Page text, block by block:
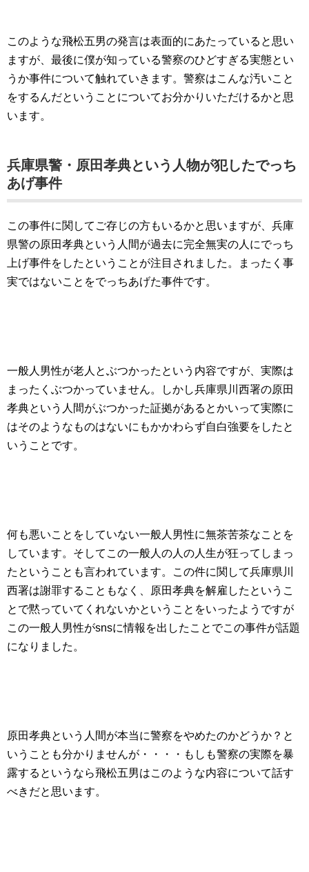
このような飛松五男の発言は表面的にあたっていると思い
ますが、最後に僕が知っている警察のひどすぎる実態とい
うか事件について触れていきます。警察はこんな汚いこと
をするんだということについてお分かりいただけるかと思
います。
兵庫県警・原田孝典という人物が犯したでっち
あげ事件
この事件に関してご存じの方もいるかと思いますが、兵庫
県警の原田孝典という人間が過去に完全無実の人にでっち
上げ事件をしたということが注目されました。まったく事
実ではないことをでっちあげた事件です。
一般人男性が老人とぶつかったという内容ですが、実際は
まったくぶつかっていません。しかし兵庫県川西署の原田
孝典という人間がぶつかった証拠があるとかいって実際に
はそのようなものはないにもかかわらず自白強要をしたと
いうことです。
何も悪いことをしていない一般人男性に無茶苦茶なことを
しています。そしてこの一般人の人の人生が狂ってしまっ
たということも言われています。この件に関して兵庫県川
西署は謝罪することもなく、原田孝典を解雇したというこ
とで黙っていてくれないかということをいったようですが
この一般人男性がsnsに情報を出したことでこの事件が話題
になりました。
原田孝典という人間が本当に警察をやめたのかどうか？と
いうことも分かりませんが・・・・もしも警察の実際を暴
露するというなら飛松五男はこのような内容について話す
べきだと思います。